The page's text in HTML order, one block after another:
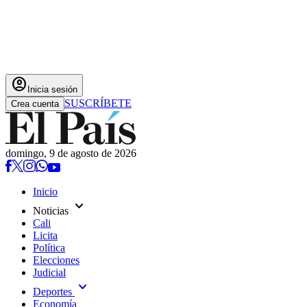
account_circle Inicia sesión
Crea cuenta SUSCRÍBETE
domingo, 9 de agosto de 2026
Inicio
Noticias expand_more
Cali
Licita
Política
Elecciones
Judicial
Deportes expand_more
Economía